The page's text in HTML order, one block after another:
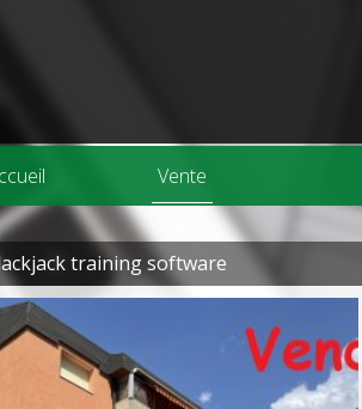
Vente
training software